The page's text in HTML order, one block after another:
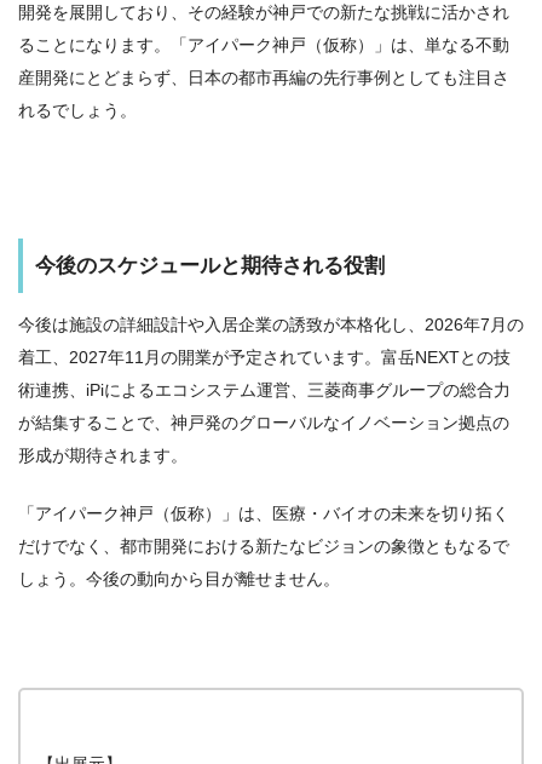
開発を展開しており、その経験が神戸での新たな挑戦に活かされ
ることになります。「アイパーク神戸（仮称）」は、単なる不動
産開発にとどまらず、日本の都市再編の先行事例としても注目さ
れるでしょう。
今後のスケジュールと期待される役割
今後は施設の詳細設計や入居企業の誘致が本格化し、2026年7月の
着工、2027年11月の開業が予定されています。富岳NEXTとの技
術連携、iPiによるエコシステム運営、三菱商事グループの総合力
が結集することで、神戸発のグローバルなイノベーション拠点の
形成が期待されます。
「アイパーク神戸（仮称）」は、医療・バイオの未来を切り拓く
だけでなく、都市開発における新たなビジョンの象徴ともなるで
しょう。今後の動向から目が離せません。